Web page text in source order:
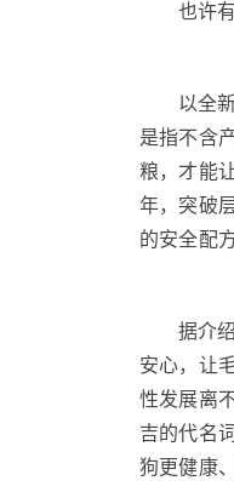
也许
以全
是指不含
粮，才能
年，突破
的安全配方
据介
安心，让
性发展离
吉的代名
狗更健康